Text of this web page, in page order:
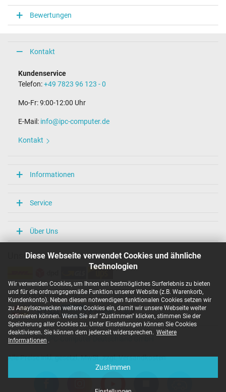
Diese Webseite verwendet Cookies und ähnliche
Technologien
Wir verwenden Cookies, um Ihnen ein bestmögliches Surferlebnis zu bieten
und für die ordnungsgemäße Funktion unserer Website (z.B. Warenkorb,
Kundenkonto). Neben diesen notwendigen funktionalen Cookies setzen wir
zu Anaylsezwecken weitere Cookies ein, damit wir unsere Webseite weiter
optimieren können. Wenn Sie auf "Zustimmen" klicken, stimmen Sie der
Speicherung aller Cookies zu. Unter Einstellungen können Sie Cookies
deaktivieren. Sie können dem jederzeit widersprechen. Weitere
Informationen .
Zustimmen
Bewertungen
Kontakt
Kundenservice
Telefon:+49 7823 96 123 - 0
Mo-Fr: 9:00-12:00 Uhr
E-Mail: info@ipc-computer.de
Kontakt
Informationen
Service
Über Uns
Unsere Versandarten
Unsere Zahlarten
Copyright ©
Alle Preise inkl. gesetzl. MwSt. zzgl. Versandkosten